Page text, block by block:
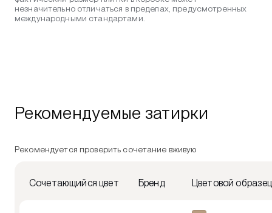
незначительно отличаться в пределах, предусмотренных
международными стандартами.
Рекомендуемые затирки
Рекомендуется проверить сочетание вживую
Сочетающийся цвет Бренд Цветовой образец